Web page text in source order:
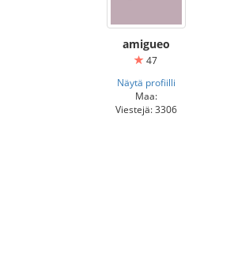
amigueo
47
Näytä profiilli
Maa:
Viestejä: 3306